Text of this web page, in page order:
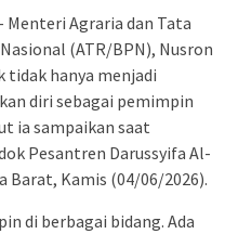
Menteri Agraria dan Tata
(ATR/BPN), Nusron
tidak hanya menjadi
diri sebagai pemimpin
ia sampaikan saat
Pesantren Darussyifa Al-
Barat, Kamis (04/06/2026).
di berbagai bidang. Ada